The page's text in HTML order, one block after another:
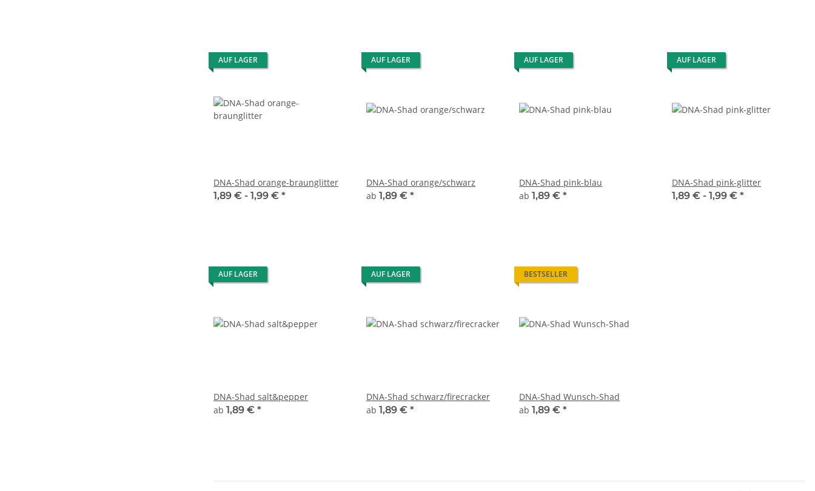
AUF LAGER
DNA-Shad orange-braunglitter
1,89 € - 1,99 € *
AUF LAGER
DNA-Shad orange/schwarz
ab 1,89 € *
AUF LAGER
DNA-Shad pink-blau
ab 1,89 € *
AUF LAGER
DNA-Shad pink-glitter
1,89 € - 1,99 € *
AUF LAGER
DNA-Shad salt&pepper
ab 1,89 € *
AUF LAGER
DNA-Shad schwarz/firecracker
ab 1,89 € *
BESTSELLER
DNA-Shad Wunsch-Shad
ab 1,89 € *